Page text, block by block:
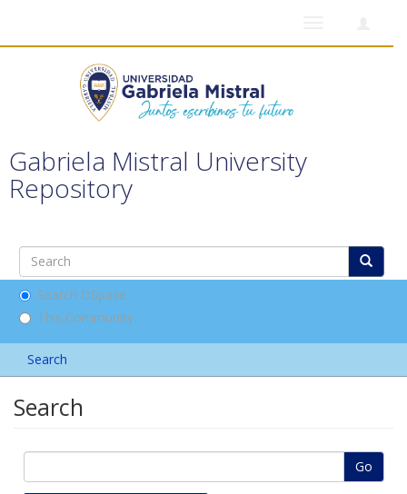
Gabriela Mistral University
Repository
Search DSpace
This Community
Search
Search
Go